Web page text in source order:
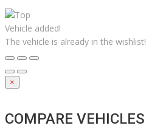
Vehicle added!
The vehicle is already in the wishlist!
×
COMPARE VEHICLES